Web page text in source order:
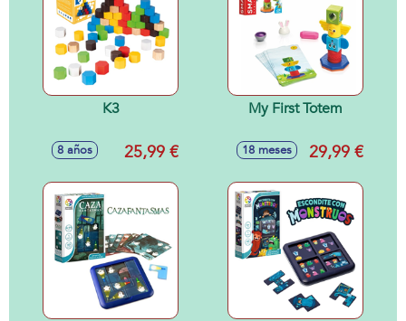
K3
8 años 25,99 €
My First Totem
18 meses 29,99 €